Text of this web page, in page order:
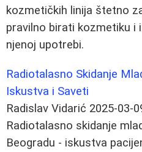
kozmetičkih linija štetno
pravilno birati kozmetiku i
njenoj upotrebi.
Radiotalasno Skidanje
Iskustva i Saveti
Radislav Vidarić 2025-03-
Radiotalasno skidanje
Beogradu - iskustva